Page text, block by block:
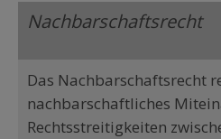
Nachbarschaftsrecht
Das Nachbarschaftsrecht
nachbarschaftliches
Rechtsstreitigkeiten